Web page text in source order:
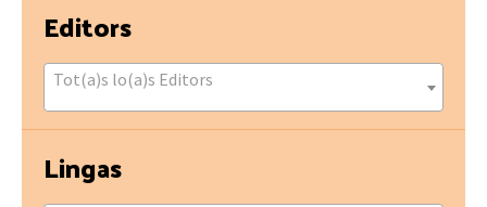
Editors
Tot(a)s lo(a)s Editors
Lingas